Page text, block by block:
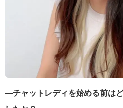
―チャットレディを始める前は